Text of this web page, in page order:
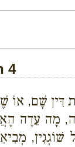
4
שָׁם, אוֹ
מָה עֵדָה